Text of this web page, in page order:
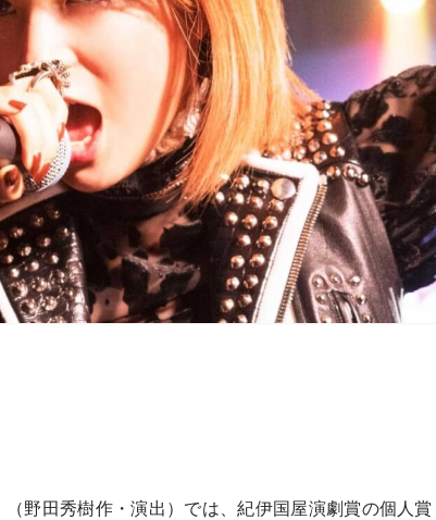
野田秀樹作・演出）では、紀伊国屋演劇賞の個人賞